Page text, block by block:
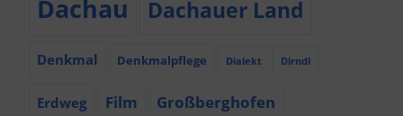
Dachau Dachauer Land
Denkmal Denkmalpflege Dialekt Dirndl
Erdweg Film Großberghofen